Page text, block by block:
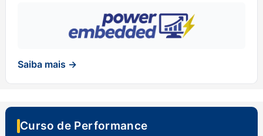
Saiba mais →
Curso de Performance